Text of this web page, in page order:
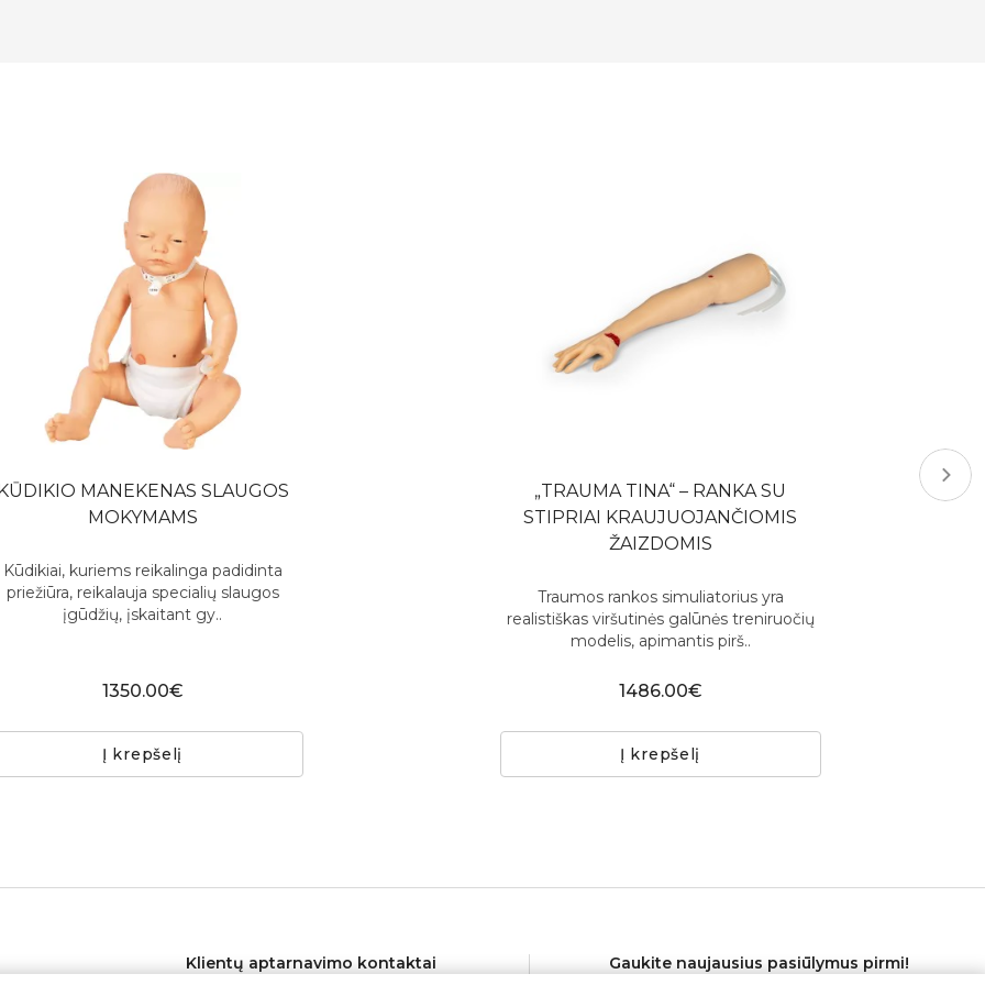
MANEKENAS SLAUGOS
MOKYMAMS
Kūdikiai, kuriems reikalinga padidinta
priežiūra, reikalauja specialių slaugos
įgūdžių, įskaitant gy..
1350.00€
Į krepšelį
„TRAUMA TINA“ – RANKA SU
STIPRIAI KRAUJUOJANČIOMIS
ŽAIZDOMIS
Traumos rankos simuliatorius yra
realistiškas viršutinės galūnės treniruočių
modelis, apimantis pirš..
1486.00€
Į krepšelį
Klientų aptarnavimo kontaktai Gaukite naujausius pasiūlymus pirmi!